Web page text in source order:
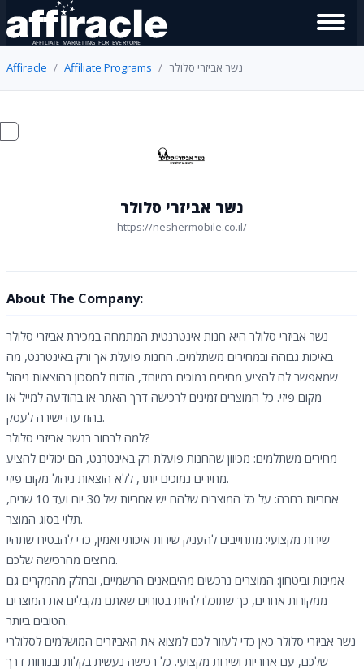
Affiracle Affiliate Programs נשר אביזרי סלולר
נשר אביזרי סלולר
https://neshermobile.co.il/
About The Company:
נשר אביזרי סלולר היא חנות אינטרנטית המתמחה במכירת אביזרי סלולר
באיכות גבוהה ובמחירים משתלמים. החנות פועלת אך ורק באינטרנט, מה
שמאפשר לה להציע מחירים נמוכים במיוחד, הודות לחסכון בהוצאות ניהול
מקום פיזי. כל המוצרים זמינים לרכישה דרך האתר או בהודעה למייל או
בהודעה ישירה לעסק.
למה לבחור בנשר אביזרי סלולר?
מחירים משתלמים: מכיוון שהחנות פועלת רק באינטרנט, הם יכולים להציע
מחירים נמוכים יותר, ללא הוצאות ניהול מקום פיזי.
אחריות רחבה: על כל המוצרים שלהם יש אחריות של 30 יום ועד 10 שנים,
תלוי בסוג המוצר.
שירות מקצועי: מתחייבים להעניק שירות איכותי ואמין, כדי להבטיח שתהיו
מרוצים מהרכישה שלכם.
אמינות וביטחון: המוצרים נרכשים מהיבואנים הרשמיים, ובחלק מהמקרים גם
ממקורות אחרים, כך שתוכלו להיות בטוחים שאתם מקבלים את המוצרים
הטובים ביותר.
נשר אביזרי סלולר כאן כדי לעזור לכם למצוא את האביזרים המושלמים לסלולרי
שלכם, עם אחריות ושירות מקצועי. כל רכישה נעשית בקלות ובנוחות דרך